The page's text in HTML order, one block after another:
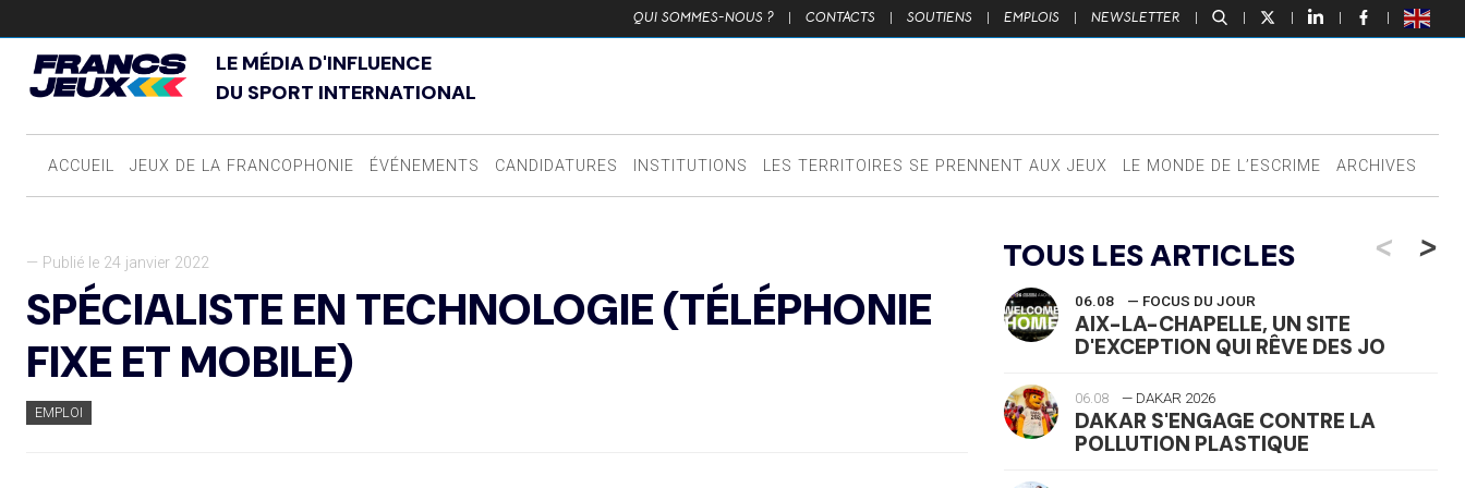
QUI SOMMES-NOUS ? | CONTACTS | SOUTIENS | EMPLOIS | NEWSLETTER | | | | |
LE MÉDIA D'INFLUENCE
DU SPORT INTERNATIONAL
ACCUEIL JEUX DE LA FRANCOPHONIE ÉVÉNEMENTS CANDIDATURES INSTITUTIONS LES TERRITOIRES SE PRENNENT AUX JEUX LE MONDE DE L’ESCRIME ARCHIVES
— Publié le 24 janvier 2022
SPÉCIALISTE EN TECHNOLOGIE (TÉLÉPHONIE
FIXE ET MOBILE)
EMPLOI
TOUS LES ARTICLES <
06.08 — FOCUS DU JOUR
AIX-LA-CHAPELLE, UN SITE
D'EXCEPTION QUI RÊVE DES JO
06.08 — DAKAR 2026
DAKAR S'ENGAGE CONTRE LA
POLLUTION PLASTIQUE
>